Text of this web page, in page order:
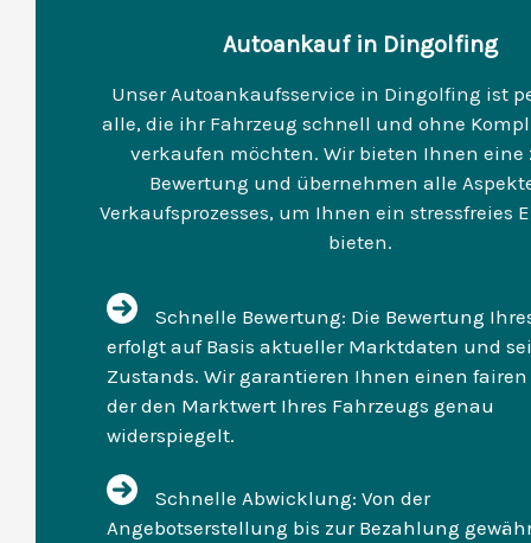
Autoankauf in Dingolfing
Unser Autoankaufsservice in Dingolfing ist
alle, die ihr Fahrzeug schnell und ohne
verkaufen möchten. Wir bieten Ihnen eine
Bewertung und übernehmen alle
Verkaufsprozesses, um Ihnen ein stressfreies
bieten.
Schnelle Bewertung: Die Bewertung
erfolgt auf Basis aktueller Marktdaten und
Zustands. Wir garantieren Ihnen einen fairen
der den Marktwert Ihres Fahrzeugs genau
widerspiegelt.
Schnelle Abwicklung: Von der
Angebotserstellung bis zur Bezahlung